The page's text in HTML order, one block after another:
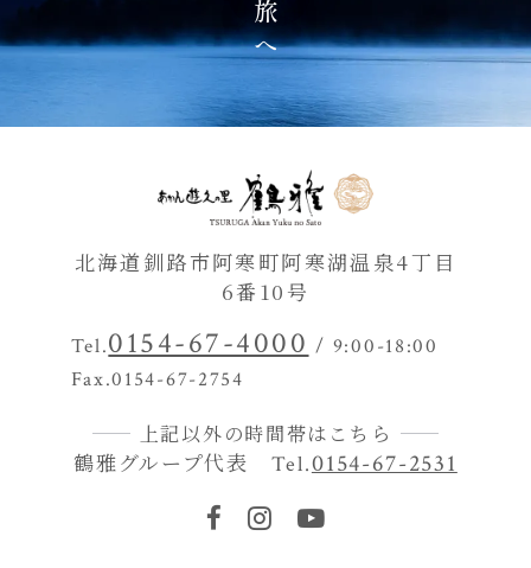
北海道釧路市阿寒町阿寒湖温泉4丁目
6番10号
Tel.0154-67-4000 / 9:00-18:00
Fax.0154-67-2754
上記以外の時間帯はこちら
鶴雅グループ代表 Tel.0154-67-2531